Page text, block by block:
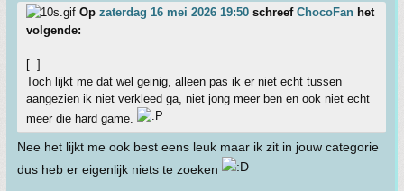
Op zaterdag 16 mei 2026 19:50 schreef ChocoFan het
volgende:
[..]
Toch lijkt me dat wel geinig, alleen pas ik er niet echt tussen
aangezien ik niet verkleed ga, niet jong meer ben en ook niet echt
meer die hard game.
Nee het lijkt me ook best eens leuk maar ik zit in jouw categorie
dus heb er eigenlijk niets te zoeken